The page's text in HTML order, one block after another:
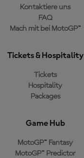
Kontaktiere uns
FAQ
Mach mit bei MotoGP™
Tickets & Hospitality
Tickets
Hospitality
Packages
Game Hub
MotoGP™ Fantasy
MotoGP™ Predictor